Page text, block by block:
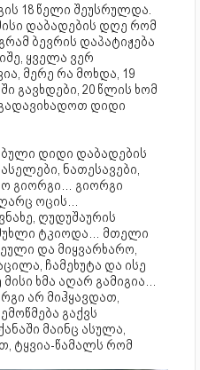
18 წელი შეუსრულდა.
დაბადების დღე რომ
ბევრის დაპატიჟება
ყველა ვერ
მერე რა მოხდა, 19
გავხდები, 20 წლის ხომ
გადავიხადოთ დიდი
დიდი დაბადების
ნათესავები,
გიორგი… გიორგი
ოცის…
ღუდუშაურის
ტკიოდა… მთელი
და მიყვარხარო,
ჩამეხუტა და ისე
ხმა აღარ გამიგია…
არ მიჰყავდათ,
გაქვს
მაინც ასულა,
ტყვია-წამალს რომ